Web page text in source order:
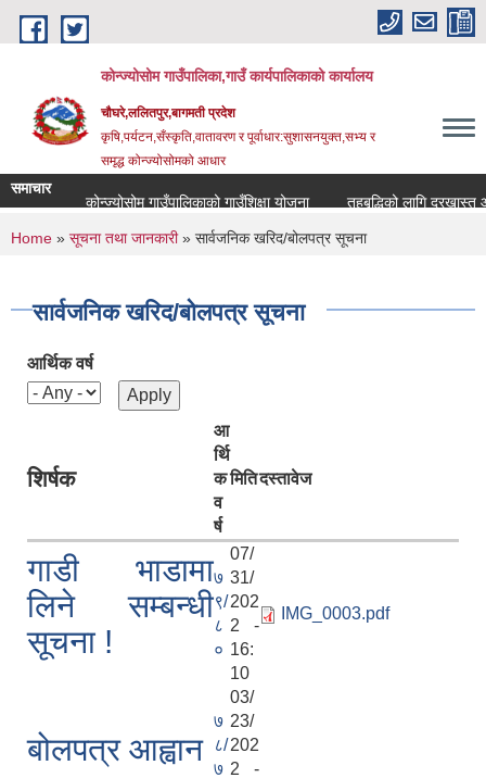
Skip to main content
कोन्ज्योसोम गाउँपालिका,गाउँ कार्यपालिकाको कार्यालय
चौघरे,ललितपुर,बागमती प्रदेश
कृषि,पर्यटन,सँस्कृति,वातावरण र पूर्वाधार:सुशासनयुक्त,सभ्य र
समृद्ध कोन्ज्योसोमको आधार
समाचार
कोन्ज्योसोम गाउँपालिकाको गाउँशिक्षा योजना
तहबृद्धिको लागि दरखास्त
You are here
Home » सूचना तथा जानकारी» सार्वजनिक खरिद/बोलपत्र सूचना
सार्वजनिक खरिद/बोलपत्र सूचना
आर्थिक वर्ष
शिर्षक
आ
र्थि
क
व
र्ष
मितिदस्तावेज
गाडी भाडामा
लिने सम्बन्धी
सूचना !
७
९/
८
०
07/
31/
202
2 -
16:
10
IMG_0003.pdf
बोलपत्र आह्वान
७
८/
७
03/
23/
202
2 -